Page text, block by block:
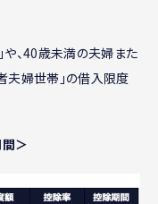
、40歳未満の夫婦また
夫婦世帯」の借入限度
＞